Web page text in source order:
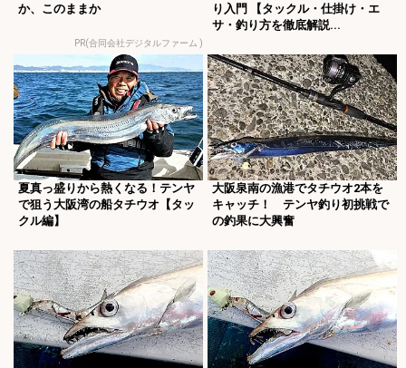
か、このままか
PR(合同会社デジタルファーム )
り入門 【タックル・仕掛け・エ
サ・釣り方を徹底解説...
夏真っ盛りから熱くなる！テンヤ
で狙う大阪湾の船タチウオ【タッ
クル編】
大阪泉南の漁港でタチウオ2本を
キャッチ！ テンヤ釣り初挑戦で
の釣果に大興奮